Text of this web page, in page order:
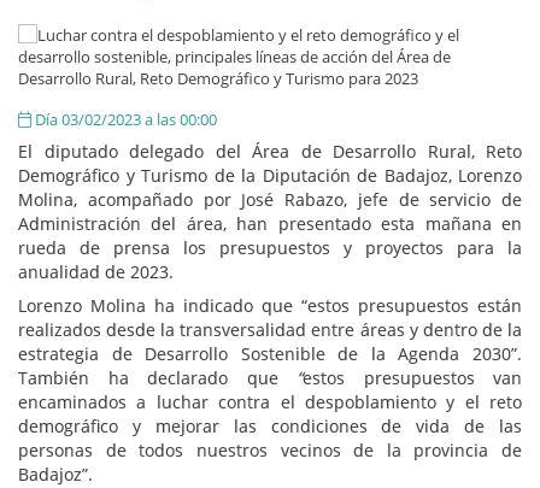
Día 03/02/2023 a las 00:00
El diputado delegado del Área de Desarrollo Rural, Reto
Demográfico y Turismo de la Diputación de Badajoz, Lorenzo
Molina, acompañado por José Rabazo, jefe de servicio de
Administración del área, han presentado esta mañana en
rueda de prensa los presupuestos y proyectos para la
anualidad de 2023.
Lorenzo Molina ha indicado que “estos presupuestos están
realizados desde la transversalidad entre áreas y dentro de la
estrategia de Desarrollo Sostenible de la Agenda 2030”.
También ha declarado que
“estos presupuestos van
encaminados a luchar contra el despoblamiento y el reto
demográfico y mejorar las condiciones de vida de las
personas de todos nuestros vecinos de la provincia de
Badajoz”.